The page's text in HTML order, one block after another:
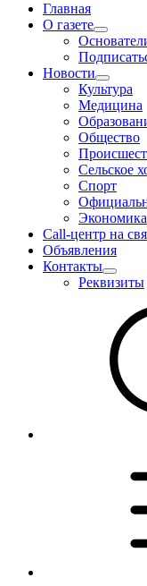
Главная
О газете
Новости
Культура
Медицина
Общество
Сельское
Спорт
Экономика
Call-центр на
Объявления
Контакты
Реквизиты